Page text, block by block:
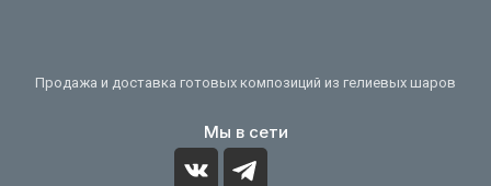
Продажа и доставка готовых композиций из гелиевых шаров
Мы в сети